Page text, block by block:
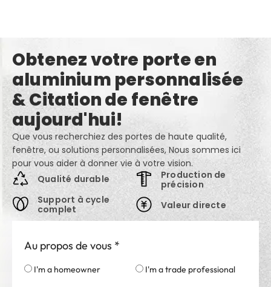
Obtenez votre porte en
aluminium personnalisée
& Citation de fenêtre
aujourd'hui!
Que vous recherchiez des portes de haute qualité,
fenêtre, ou solutions personnalisées, Nous sommes ici
pour vous aider à donner vie à votre vision.
Qualité durable
Support à cycle
complet
Production de
précision
Valeur directe
Au propos de vous *
I'm a homeowner I'm a trade professional